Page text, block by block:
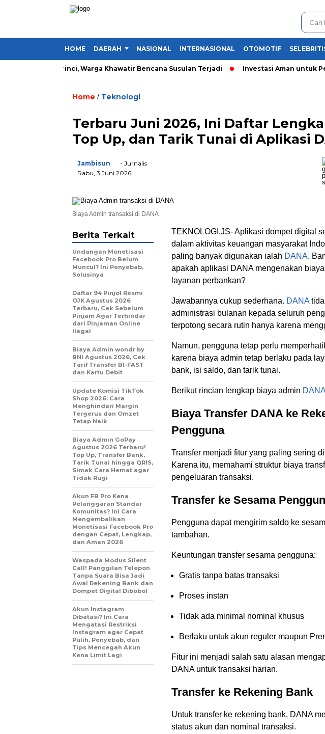
HOME DAERAH NASIONAL INTERNASIONAL OTOMOTIF
Desa di Kerinci, Warga Khawatir Bencana Susulan Terjadi Investasi Aman untuk Pemula
Home / Teknologi
Terbaru Juni 2026, Ini Daftar
Top Up, dan Tarik Tunai di Aplikasi
Jambisun
- Jurnalis
Rabu, 3 Juni 2026
Biaya Admin transaksi di DANA
TEKNOLOGI,JS- Aplikasi dompet digital
dalam aktivitas keuangan masyarakat
paling banyak digunakan ialah DANA.
apakah aplikasi DANA mengenakan
layanan perbankan?
Jawabannya cukup sederhana. DANA
administrasi bulanan kepada seluruh
terpotong secara rutin hanya karena
Namun, pengguna tetap perlu
karena biaya admin tetap berlaku pada
bank, isi saldo, dan tarik tunai.
Berikut rincian lengkap biaya admin DANA
Biaya Transfer DANA ke
Pengguna
Transfer menjadi fitur yang paling sering
Karena itu, memahami struktur biaya
pengeluaran transaksi.
Transfer ke Sesama
Pengguna dapat mengirim saldo ke
tambahan.
Keuntungan transfer sesama pengguna:
Gratis tanpa batas transaksi
Proses instan
Tidak ada minimal nominal khusus
Berlaku untuk akun reguler maupun
Fitur ini menjadi salah satu alasan
DANA untuk transaksi harian.
Transfer ke Rekening Bank
Untuk transfer ke rekening bank, DANA
status akun dan nominal transaksi.
Berita Terkait
Undangan Monetisasi
Facebook Pro Belum
Muncul? Ini Penyebab,
Solusinya
Daftar 94 Pinjol Resmi
OJK Agustus 2026
Terbaru, Cek Sebelum
Pinjam Agar Terhindar
dari Pinjaman Online
Ilegal
Biaya Admin wondr by
BNI Agustus 2026, Cek
Tarif Transfer BI-FAST
dan Kartu Debit
Update Komisi TikTok
Shop 2026: Cara
Menghindari Margin
Tergerus dan Omzet
Tetap Naik
Biaya Admin GoPay
Agustus 2026 Terbaru!
Top Up, Transfer Bank,
Tarik Tunai hingga QRIS,
Simak Cara Hemat agar
Tidak Rugi
Akun FB Pro Kena
Pelanggaran Standar
Komunitas? Ini Cara
Mengembalikan
Monetisasi Facebook Pro
dengan Cepat, Lengkap,
dan Aman 2026
Waspada Modus Silent
Call! Panggilan Telepon
Tanpa Suara Bisa Jadi
Awal Rekening Bank dan
Dompet Digital Dibobol
Akun Instagram
Dibatasi? Ini Cara
Mengatasi Restriksi
Instagram agar Cepat
Pulih, Penyebab, dan
Tips Mencegah Akun
Kena Limit Lagi